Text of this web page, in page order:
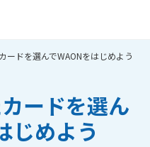
ードを選んでWAONをはじめよう
ードを選ん
じめよう